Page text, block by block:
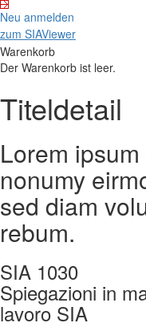
Neu anmelden
zum SIAViewer
Warenkorb
Der Warenkorb ist leer.
Titeldetail
Lorem
nonumy
sed diam
rebum.
SIA 1030
Spiegazioni in
lavoro SIA